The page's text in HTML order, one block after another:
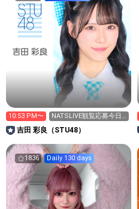
10:53 PM〜
NATSLIVE観覧応募今日
まで！
吉田 彩良（STU48）
1836 Daily 130 days